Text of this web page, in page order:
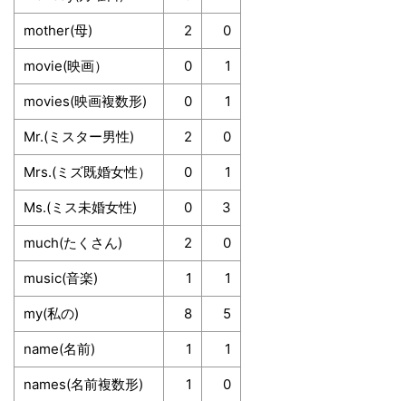
mother(母) 2 0
movie(映画） 0 1
movies(映画複数形) 0 1
Mr.(ミスター男性) 2 0
Mrs.(ミズ既婚女性） 0 1
Ms.(ミス未婚女性) 0 3
much(たくさん) 2 0
music(音楽) 1 1
my(私の) 8 5
name(名前) 1 1
names(名前複数形) 1 0